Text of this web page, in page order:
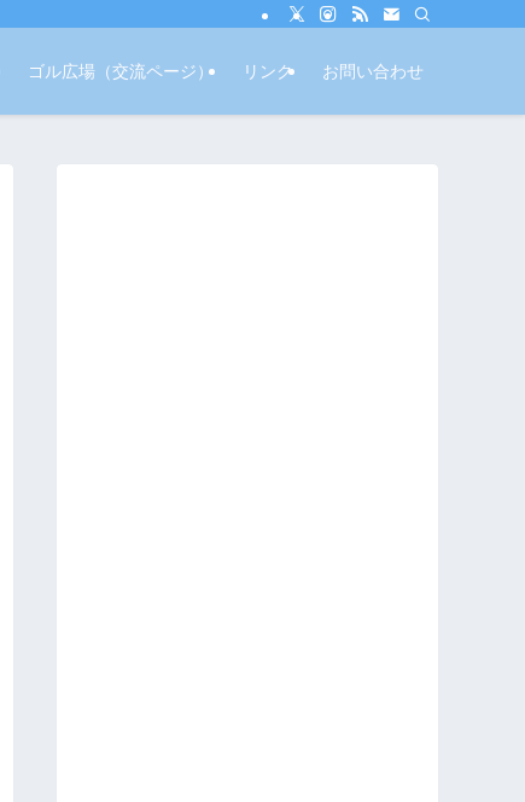
ゴル広場（交流ページ） リンク お問い合わせ